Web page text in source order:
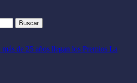
Buscar
de 25 años llegan los Premios La